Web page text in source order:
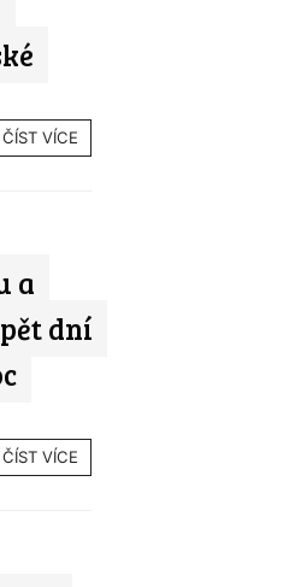
ČÍST VÍCE
a
dní
ČÍST VÍCE